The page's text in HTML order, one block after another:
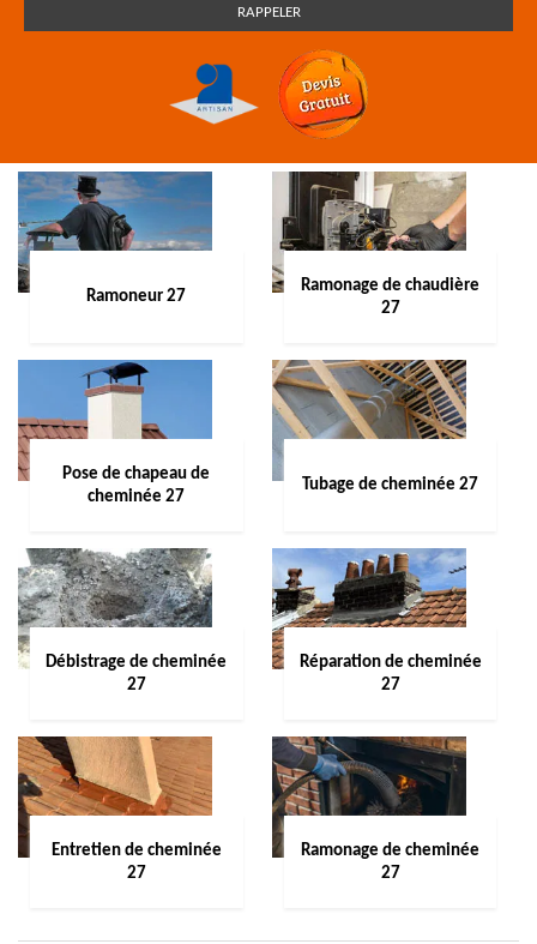
Ramoneur 27
Ramonage de chaudière
27
Pose de chapeau de
cheminée 27
Tubage de cheminée 27
Débistrage de cheminée
27
Réparation de cheminée
27
Entretien de cheminée
27
Ramonage de cheminée
27